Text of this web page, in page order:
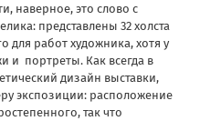
наверное, это слово с
представлены 32 холста
для работ художника, хотя у
и портреты. Как всегда в
дизайн выставки,
экспозиции: расположение
так что